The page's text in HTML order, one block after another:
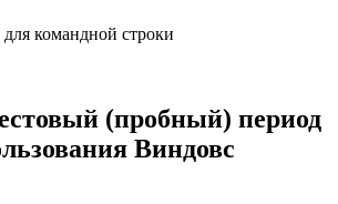
(пробный) период
Виндовс